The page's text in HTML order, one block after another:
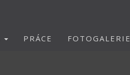
PRÁCE FOTOGALERIE